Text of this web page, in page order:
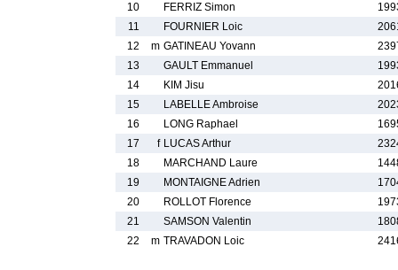
10
FERRIZ Simon
11
FOURNIER Loic
12
m GATINEAU Yovann
13
GAULT Emmanuel
14
KIM Jisu
15
LABELLE Ambroise
16
LONG Raphael
17
f LUCAS Arthur
18
MARCHAND Laure
19
MONTAIGNE Adrien
20
ROLLOT Florence
21
SAMSON Valentin
22
m TRAVADON Loic